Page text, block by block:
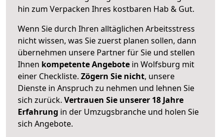
hin zum Verpacken Ihres kostbaren Hab & Gut.
Wenn Sie durch Ihren alltäglichen Arbeitsstress
nicht wissen, was Sie zuerst planen sollen, dann
übernehmen unsere Partner für Sie und stellen
Ihnen kompetente Angebote in Wolfsburg mit
einer Checkliste. Zögern Sie nicht, unsere
Dienste in Anspruch zu nehmen und lehnen Sie
sich zurück. Vertrauen Sie unserer 18 Jahre
Erfahrung in der Umzugsbranche und holen Sie
sich Angebote.